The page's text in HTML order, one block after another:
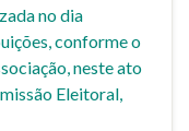
no dia
conforme o
neste ato
Eleitoral,